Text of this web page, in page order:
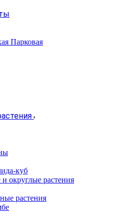
Парковая
куб
округлые растения
растения